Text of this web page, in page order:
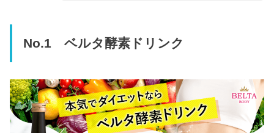
No.1 ベルタ酵素ドリンク